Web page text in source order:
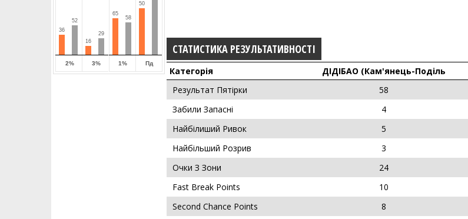
36
52
2%
16
29
3%
65
58
1%
50
Пд
СТАТИСТИКА РЕЗУЛЬТАТИВНОСТІ
Категорія ДІДІБАО (Кам'янець-Поділь
Результат Пятірки
58
Забили Запасні
4
Найбілиший Ривок
5
Найбільший Розрив
3
Очки З Зони
24
Fast Break Points
10
Second Chance Points
8